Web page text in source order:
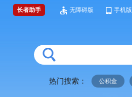
长者助手 无障碍版 手机版
热门搜索： 公积金